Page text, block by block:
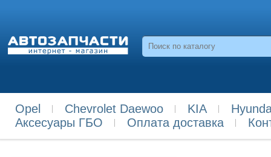
Opel Chevrolet Daewoo KIA
Аксесуары ГБО
Оплата доставка